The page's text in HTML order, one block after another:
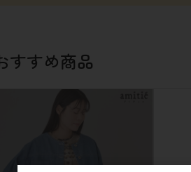
すすめ商品